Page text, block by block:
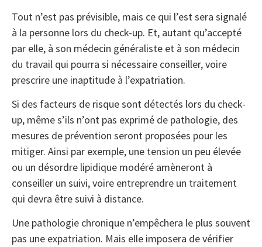
Tout n’est pas prévisible, mais ce qui l’est sera signalé
à la personne lors du check-up. Et, autant qu’accepté
par elle, à son médecin généraliste et à son médecin
du travail qui pourra si nécessaire conseiller, voire
prescrire une inaptitude à l’expatriation.
Si des facteurs de risque sont détectés lors du check-
up, même s’ils n’ont pas exprimé de pathologie, des
mesures de prévention seront proposées pour les
mitiger. Ainsi par exemple, une tension un peu élevée
ou un désordre lipidique modéré amèneront à
conseiller un suivi, voire entreprendre un traitement
qui devra être suivi à distance.
Une pathologie chronique n’empêchera le plus souvent
pas une expatriation. Mais elle imposera de vérifier